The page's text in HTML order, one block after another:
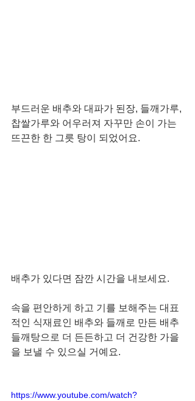
부드러운 배추와 대파가 된장, 들깨가루,
찹쌀가루와 어우러져 자꾸만 손이 가는
뜨끈한 한 그릇 탕이 되었어요.
배추가 있다면 잠깐 시간을 내보세요.
속을 편안하게 하고 기를 보해주는 대표
적인 식재료인 배추와 들깨로 만든 배추
들깨탕으로 더 든든하고 더 건강한 가을
을 보낼 수 있으실 거예요.
https://www.youtube.com/watch?